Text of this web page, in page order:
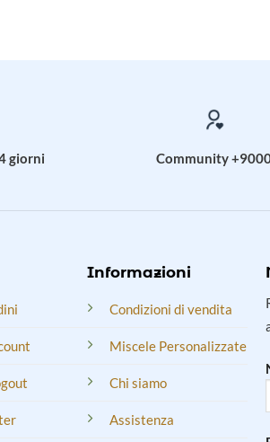
giorni Community
Informazioni
Condizioni di vendita
Miscele Personalizzate
Chi siamo
Assistenza